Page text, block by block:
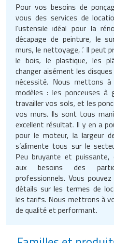
Pour vos besoins de
vous des services de
l’ustensile idéal pour la
décapage de peinture, le
murs, le nettoyage, ’. Il peut
le bois, le plastique, les
changer aisément les
nécessité. Nous mettons
modèles : les ponceuses
travailler vos sols, et les
vos murs. Ils sont tous
excellent résultat. Il y en a
pour le moteur, la largeur
s’alimente tous sur le
Peu bruyante et puissante,
aux besoins des
professionnels. Vous
détails sur les termes de
les tarifs. Nous mettrons à
de qualité et performant.